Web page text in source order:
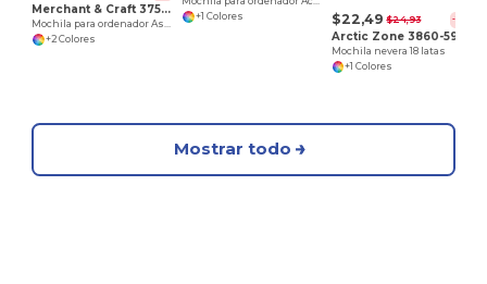
Merchant & Craft 3750-10
+2 Colores
+1 Colores
$22,49 $24,93 -10%
Arctic Zone 3860-59
Mochila nevera 18 latas
+1 Colores
Mostrar todo